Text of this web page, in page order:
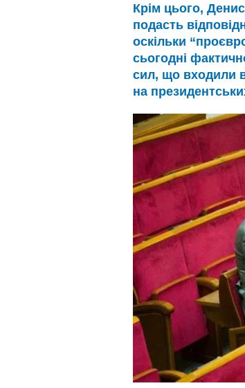
Крім цього,
подасть
оскільки
сьогодні
сил, що входили в
на